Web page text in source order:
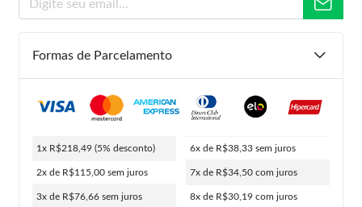
Formas de Parcelamento
1x R$218,49 (5% desconto)
2x de R$115,00 sem juros
3x de R$76,66 sem juros
6x de R$38,33 sem juros
7x de R$34,50 com juros
8x de R$30,19 com juros